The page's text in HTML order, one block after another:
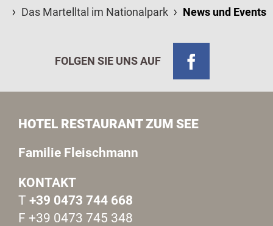
Das Martelltal im Nationalpark
News und Events
FOLGEN SIE UNS AUF
HOTEL RESTAURANT ZUM SEE
Familie Fleischmann
KONTAKT
T +39 0473 744 668
F +39 0473 745 348